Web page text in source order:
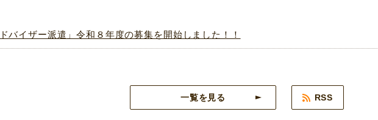
バイザー派遣」令和８年度の募集を開始しました！！
一覧を見る RSS